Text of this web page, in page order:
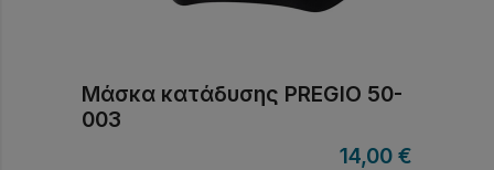
Μάσκα κατάδυσης PREGIO 50-
003
14,00 €